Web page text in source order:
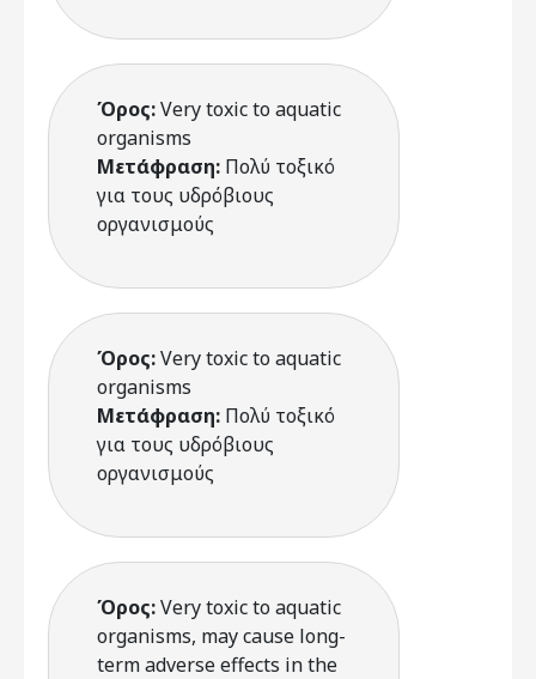
Όρος:Very toxic to aquatic
organisms
Μετάφραση: Πολύ τοξικό
για τους υδρόβιους
οργανισμούς
Όρος:Very toxic to aquatic
organisms
Μετάφραση: Πολύ τοξικό
για τους υδρόβιους
οργανισμούς
Όρος:Very toxic to aquatic
organisms, may cause long-
term adverse effects in the